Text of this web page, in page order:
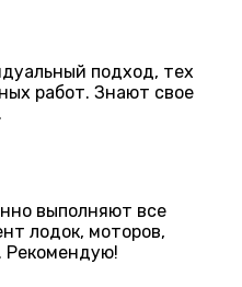
подход, тех
работ. Знают свое
выполняют все
лодок, моторов,
Рекомендую!